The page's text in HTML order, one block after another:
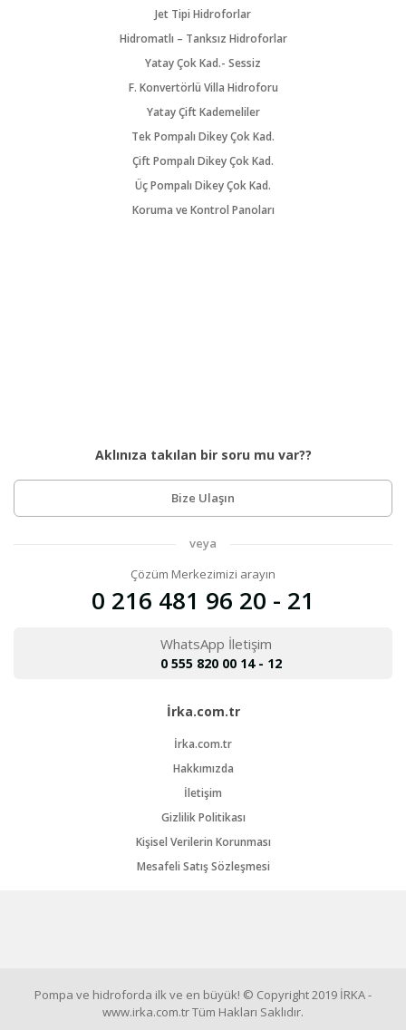
Jet Tipi Hidroforlar
Hidromatlı – Tanksız Hidroforlar
Yatay Çok Kad.- Sessiz
F. Konvertörlü Villa Hidroforu
Yatay Çift Kademeliler
Tek Pompalı Dikey Çok Kad.
Çift Pompalı Dikey Çok Kad.
Üç Pompalı Dikey Çok Kad.
Koruma ve Kontrol Panoları
Aklınıza takılan bir soru mu var??
Bize Ulaşın
veya
Çözüm Merkezimizi arayın
0 216 481 96 20 - 21
WhatsApp İletişim
0 555 820 00 14 - 12
İrka.com.tr
İrka.com.tr
Hakkımızda
İletişim
Gizlilik Politikası
Kişisel Verilerin Korunması
Mesafeli Satış Sözleşmesi
Pompa ve hidroforda ilk ve en büyük! © Copyright 2019 İRKA -
www.irka.com.tr Tüm Hakları Saklıdır.